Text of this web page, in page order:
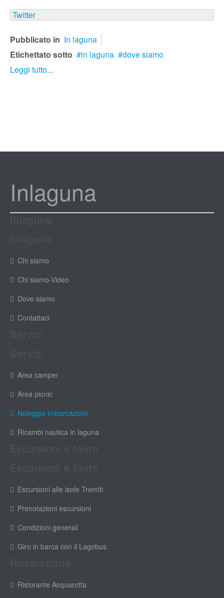
Twitter
Pubblicato in In laguna
Etichettato sotto
in laguna
dove siamo
Leggi tutto...
Inlaguna
Chi siamo
Chi siamo-Video
Dove siamo
Contattaci
Area camper
Area picnic
Noleggio imbarcazioni
Ricambi nautica in laguna
Escursioni alle isole Tremiti
Prenotazioni escursioni
Condizioni generali
Giro in barca con il Lagobus
Ristorante Acquarotta